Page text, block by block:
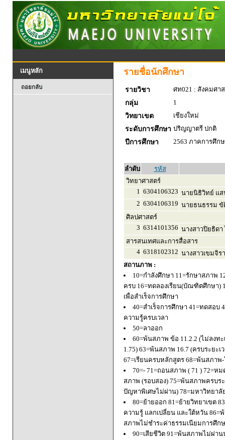
เมนูหลัก
ถอยกลับ
รายชื่อนักศึกษา
รายวิชา
ศท021 : สังคมศา
กลุ่ม
1
วิทยาเขต
เชียงใหม่
ระดับการศึกษา ปริญญาตรี ปกติ
ปีการศึกษา
2563 ภาคการศึก
ลำดับ
รหัส
วิทยาศาสตร์
1 6304106323 นายนิธิวิทย์ แส
2 6304106319 นายธนธรรม ขั
ศิลปศาสตร์
3 6314101356 นางสาวปิยธิดา
สารสนเทศและการสื่อสาร
4 6318102312 นางสาวเขมจิร
สถานภาพ :
10=กำลังศึกษา 11=รักษาสภาพ
ครบ 16=ทดลองเรียน(บัณฑิตศึกษา)
เพื่อสำเร็จการศึกษา
40=สำเร็จการศึกษา 41=ทดสอบ
ความรู้ครบเวลา
50=ลาออก
60=พ้นสภาพ ข้อ 11.2.2 (ไม่ลงท
1.75) 63=พ้นสภาพ 16.7 (ครบระยะ
67=เรียนครบหลักสูตร 68=พ้นสภา
70=- 71=ถอนสภาพ ( 71 ) 72=
สภาพ (รอบสอง) 75=พ้นสภาพครบ
ปัญหาพิเศษไม่ผ่าน) 78=มหาวิทยา
80=ย้ายออก 81=ย้ายวิทยาเขต
ความรู้ แลกเปลี่ยน และใต้หวัน
สภาพไม่ชำระค่าธรรมเนียมการศึก
90=เสียชีวิต 91=พ้นสภาพไม่ผ่า